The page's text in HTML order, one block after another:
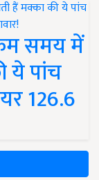
समय में
ये पांच
126.6